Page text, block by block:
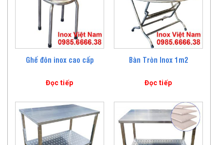
Ghế đôn inox cao cấp
Đọc tiếp
Bàn Tròn Inox 1m2
Đọc tiếp